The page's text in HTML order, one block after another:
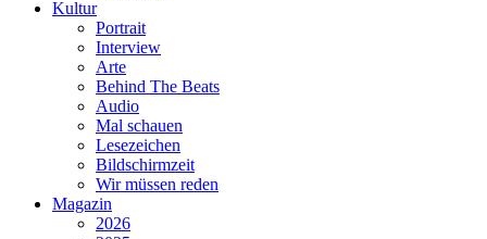
Kultur
Portrait
Interview
Arte
Behind The Beats
Audio
Mal schauen
Lesezeichen
Bildschirmzeit
Wir müssen reden
Magazin
2026